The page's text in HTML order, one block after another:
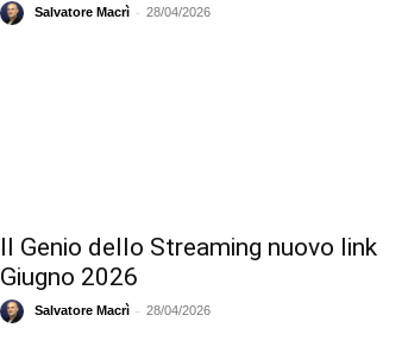
Salvatore Macrì - 28/04/2026
Il Genio dello Streaming nuovo link
Giugno 2026
Salvatore Macrì - 28/04/2026